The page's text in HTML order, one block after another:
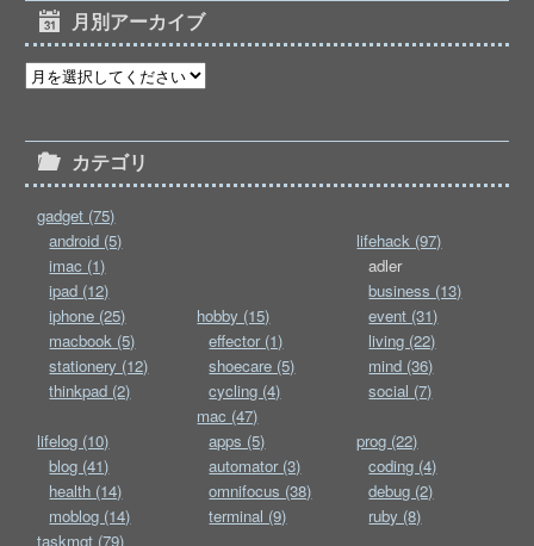
月別アーカイブ
カテゴリ
gadget (75)
android (5)
imac (1)
ipad (12)
iphone (25)
macbook (5)
stationery (12)
thinkpad (2)
hobby (15)
effector (1)
shoecare (5)
cycling (4)
lifehack (97)
adler
business (13)
event (31)
living (22)
mind (36)
social (7)
lifelog (10)
blog (41)
health (14)
moblog (14)
mac (47)
apps (5)
automator (3)
omnifocus (38)
terminal (9)
prog (22)
coding (4)
debug (2)
ruby (8)
taskmgt (79)